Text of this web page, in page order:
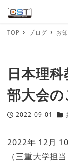
TOP ブログ お
⽇本理
部⼤会の
投稿日
2022-09-01
カ
2022年 12⽉
（三重大学担